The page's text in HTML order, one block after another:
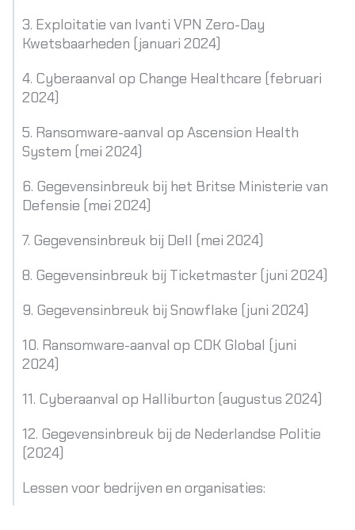
3. Exploitatie van Ivanti VPN Zero-Day
Kwetsbaarheden (januari 2024)
4. Cyberaanval op Change Healthcare (februari
2024)
5. Ransomware-aanval op Ascension Health
System (mei 2024)
6. Gegevensinbreuk bij het Britse Ministerie van
Defensie (mei 2024)
7. Gegevensinbreuk bij Dell (mei 2024)
8. Gegevensinbreuk bij Ticketmaster (juni 2024)
9. Gegevensinbreuk bij Snowflake (juni 2024)
10. Ransomware-aanval op CDK Global (juni
2024)
11. Cyberaanval op Halliburton (augustus 2024)
12. Gegevensinbreuk bij de Nederlandse Politie
(2024)
Lessen voor bedrijven en organisaties: